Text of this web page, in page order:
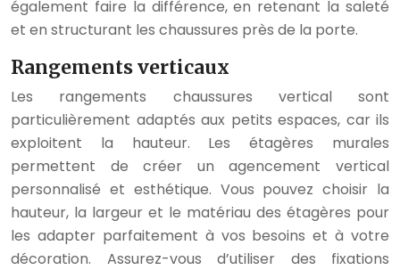
également faire la différence, en retenant la saleté
et en structurant les chaussures près de la porte.
Rangements verticaux
Les rangements chaussures vertical sont
particulièrement adaptés aux petits espaces, car ils
exploitent la hauteur. Les étagères murales
permettent de créer un agencement vertical
personnalisé et esthétique. Vous pouvez choisir la
hauteur, la largeur et le matériau des étagères pour
les adapter parfaitement à vos besoins et à votre
décoration. Assurez-vous d’utiliser des fixations